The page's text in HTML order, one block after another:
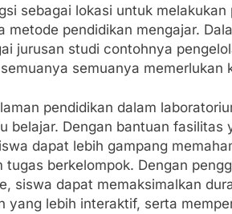
sebagai lokasi untuk
metode pendidikan mengajar.
jurusan studi contohnya
semuanya memerlukan
pendidikan dalam
belajar. Dengan bantuan
dapat lebih gampang
tugas berkelompok. Dengan
siswa dapat memaksimalkan
yang lebih interaktif, serta